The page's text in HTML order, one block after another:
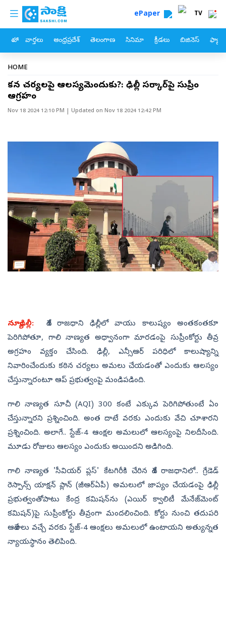
Skip to main content
custom menu ePaper TV
హోం వార్తలు ఆంధ్రప్రదేశ్ తెలంగాణ సినిమా క్రీడలు బిజినెస్
Breadcrumb
HOME
కఠిన చర్యలపై ఆలస్యమెందుకు?: ఢిల్లీ సర్కార్‌పై సుప్రీం
ఆగ్రహం
Nov 18 2024 12:10 PM | Updated on Nov 18 2024 12:42 PM
న్యూఢిల్లీ:
దేశ రాజధాని ఢిల్లీలో వాయు కాలుష్యం అంతకంతకూ
పెరిగిపోతూ, గాలి నాణ్యత అధ్వానంగా మారడంపై సుప్రీంకోర్టు తీవ్ర
అగ్రహం వ్యక్తం చేసింది. ఢిల్లీ, ఎన్సీఆర్‌ పరిధిలో కాలుష్యాన్ని
నివారించేందుకు కఠిన చర్యలు అమలు చేయడంతో ఎందుకు ఆలస్యం
చేస్తున్నారంటూ ఆప్‌ ప్రభుత్వంపై మండిపడింది.
గాలి నాణ్యత సూచీ (AQI) 300 కంటే ఎక్కువ పెరిగిపోతుంటే ఏం
చేస్తున్నారని ప్రశ్నించింది. అంత దాటే వరకు ఎందుకు వేచి చూశారని
ప్రశ్నించింది. అలాగే.. స్టేజ్‌-4 ఆంక్షల అమలులో ఆలస్యంపై నిలదీసింది.
మూడు రోజులు ఆలస్యం ఎందుకు అయిందని అడిగింది.
గాలి నాణ్యత 'సీవియర్‌ ప్లస్' కేటగిరీకి చేరిన దేశ రాజధానిలో.. గ్రేడెడ్
రెస్పాన్స్ యాక్షన్ ప్లాన్ (జీఆర్‌ఏపీ) అమలులో జాప్యం చేయడంపై ఢిల్లీ
ప్రభుత్వంతోపాటు కేంద్ర కమిషన్‌ను (ఎయిర్ క్వాలిటీ మేనేజ్‌మెంట్
కమిషన్‌)పై సుప్రీంకోర్టు తీవ్రంగా మందలించింది. కోర్టు నుంచి తదుపరి
ఆదేశాలు వచ్చే వరకు స్టేజ్‌-4 ఆంక్షలు అమలులో ఉంటాయని అత్యున్నత
న్యాయస్థానం తెలిపింది.